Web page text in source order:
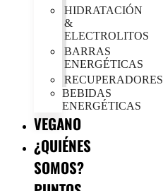
HIDRATACIÓN
&
ELECTROLITOS
BARRAS
ENERGÉTICAS
RECUPERADORES
BEBIDAS
ENERGÉTICAS
VEGANO
¿QUIÉNES
SOMOS?